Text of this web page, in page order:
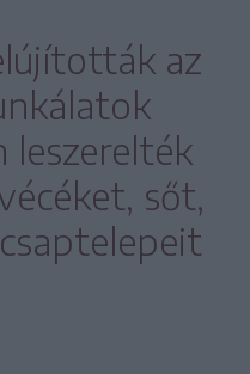
az
leszerelték
sőt,